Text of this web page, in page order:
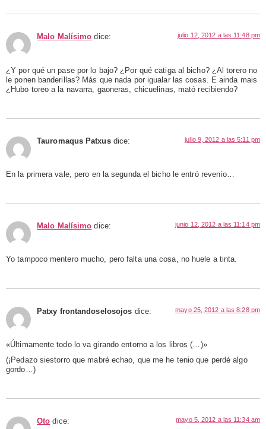
Malo Malísimo dice: julio 12, 2012 a las 11:48 pm
¿Y por qué un pase por lo bajo? ¿Por qué catiga al bicho? ¿Al torero no
le ponen banderillas? Más que nada por igualar las cosas. E ainda mais
¿Hubo toreo a la navarra, gaoneras, chicuelinas, mató recibiendo?
Tauromaqus Patxus dice: julio 9, 2012 a las 5:11 pm
En la primera vale, pero en la segunda el bicho le entró revenío…
Malo Malísimo dice: junio 12, 2012 a las 11:14 pm
Yo tampoco mentero mucho, pero falta una cosa, no huele a tinta.
Patxy frontandoselosojos dice: mayo 25, 2012 a las 8:28 pm
«Últimamente todo lo va girando entorno a los libros (…)»
(¡Pedazo siestorro que mabré echao, que me he tenio que perdé algo
gordo…)
Oto dice: mayo 5, 2012 a las 11:34 am